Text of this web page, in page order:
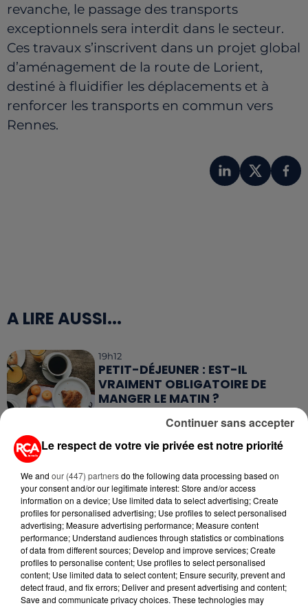
revanche, le passage des transports
exceptionnels sera interdit dans le secteur.
Ces travaux s’inscrivent dans un projet global
d’aménagement de la route de Lorient,
destiné à fluidifier les déplacements et à
renforcer les transports en commun vers
Rennes.
A LIRE AUSSI...
19h12
PETIT-DÉJEUNER : EST-IL
VRAIMENT OBLIGATOIRE DE
MANGER LE MATIN ?
WEEK-END ROUGE SUR LES
PRÉPARE À UN...
6 août 2026
MÉGOTS ET FEUX DE FORÊT : LES
INDUSTRIELS DU TABAC BIENTÔT
TAXÉS...
6 août 2026
CANICULE : POURQUOI LES
BOUTEILLES D'EAU
Le respect de votre vie privée est notre priorité
We and our (447) partnersdo the following data processing based on
your consent and/or our legitimate interest: Store and/or access
information on a device; Use limited data to select advertising; Create
profiles for personalised advertising; Use profiles to select personalised
advertising; Measure advertising performance; Measure content
performance; Understand audiences through statistics or combinations
of data from different sources; Develop and improve services; Create
profiles to personalise content; Use profiles to select personalised
content; Use limited data to select content; Ensure security, prevent and
detect fraud, and fix errors; Deliver and present advertising and content;
Save and communicate privacy choices. These technologies may
Continuer sans accepter